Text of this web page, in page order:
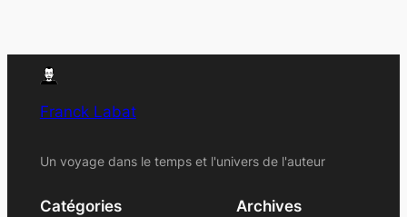
Franck Labat
Un voyage dans le temps et l'univers de l'auteur
Catégories
Archives